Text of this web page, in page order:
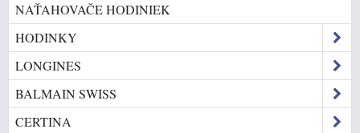
NAŤAHOVAČE HODINIEK
HODINKY
LONGINES
BALMAIN SWISS
CERTINA